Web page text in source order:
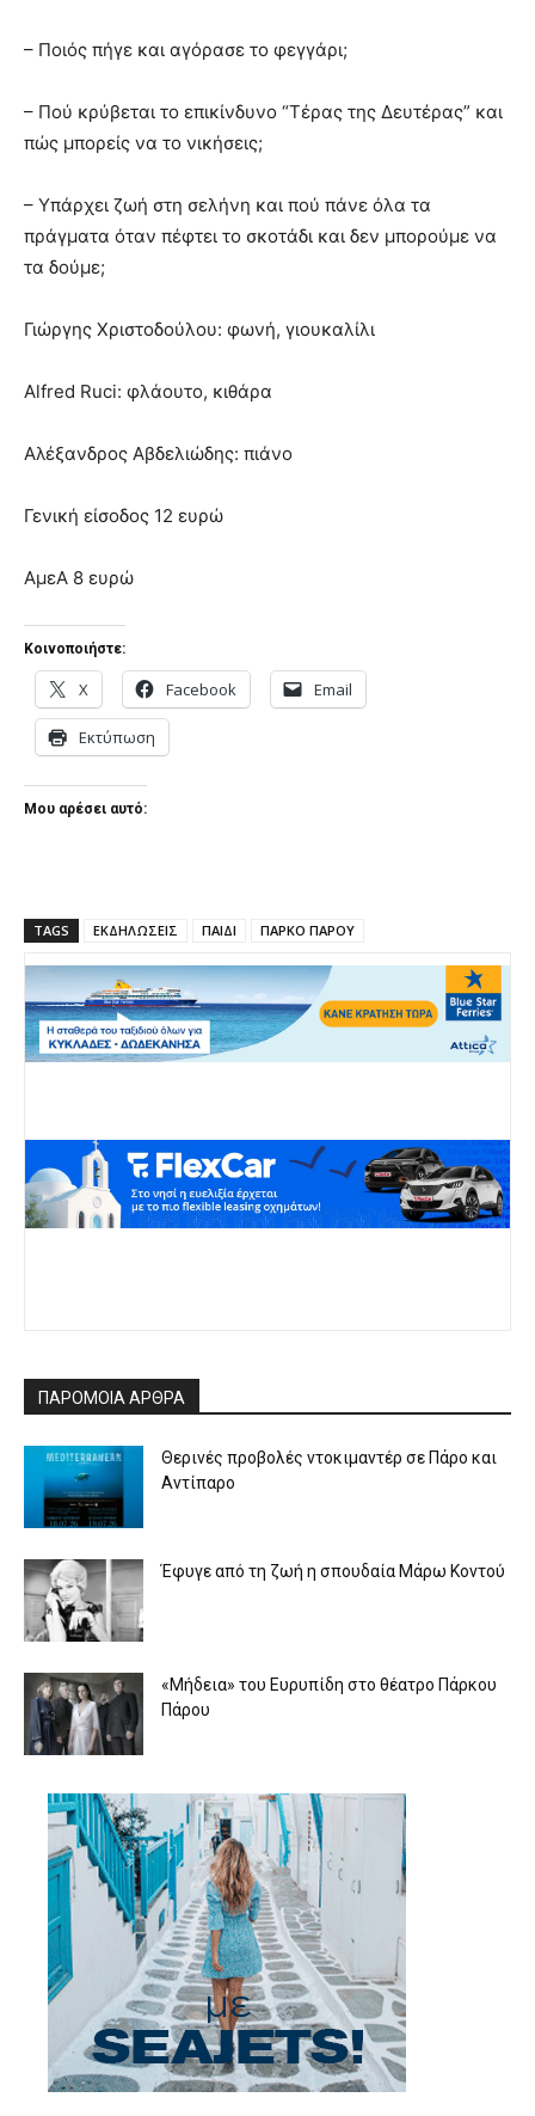
– Ποιός πήγε και αγόρασε το φεγγάρι;
– Πού κρύβεται το επικίνδυνο “Τέρας της Δευτέρας” και
πώς μπορείς να το νικήσεις;
– Υπάρχει ζωή στη σελήνη και πού πάνε όλα τα
πράγματα όταν πέφτει το σκοτάδι και δεν μπορούμε να
τα δούμε;
Γιώργης Χριστοδούλου: φωνή, γιουκαλίλι
Alfred Ruci: φλάουτο, κιθάρα
Αλέξανδρος Αβδελιώδης: πιάνο
Γενική είσοδος 12 ευρώ
ΑμεΑ 8 ευρώ
Κοινοποιήστε:
X Facebook Email
Εκτύπωση
Μου αρέσει αυτό:
TAGS ΕΚΔΗΛΩΣΕΙΣ ΠΑΙΔΙ ΠΑΡΚΟ ΠΑΡΟΥ
ΠΑΡΟΜΟΙΑ ΑΡΘΡΑ
Θερινές προβολές ντοκιμαντέρ σε Πάρο και
Αντίπαρο
Έφυγε από τη ζωή η σπουδαία Μάρω Κοντού
«Μήδεια» του Ευρυπίδη στο θέατρο Πάρκου
Πάρου